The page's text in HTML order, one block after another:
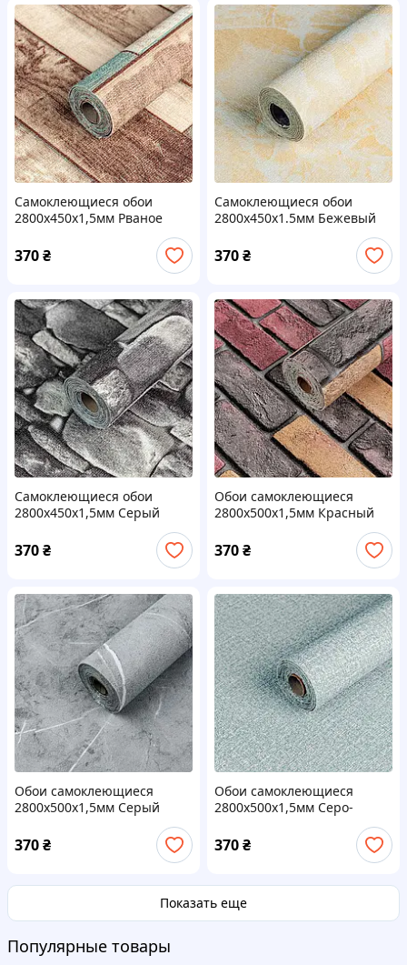
Самоклеющиеся обои
2800х450х1,5мм Рваное
370₴
Самоклеющиеся обои
2800х450х1.5мм Бежевый
370₴
Самоклеющиеся обои
2800х450х1,5мм Серый
370₴
Обои самоклеющиеся
2800х500х1,5мм Красный
екатериновлавский кирпич
(D) SW-00001944
370₴
Обои самоклеющиеся
2800х500х1,5мм Серый
мрамор (D) SW-00001414
370₴
Обои самоклеющиеся
2800х500х1,5мм Серо-
00002021
370₴
Показать еще
Популярные товары